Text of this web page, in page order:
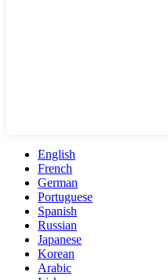
English
French
German
Portuguese
Spanish
Russian
Japanese
Korean
Arabic